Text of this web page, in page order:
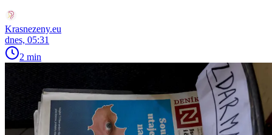
Krasnezeny.eu
dnes, 05:31
2 min